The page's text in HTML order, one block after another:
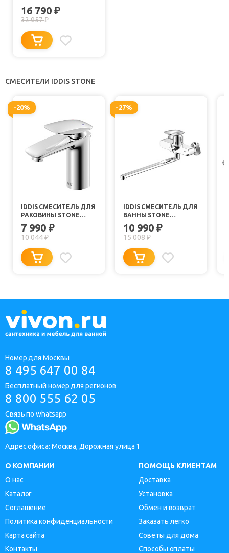
ПОДВЕСНОЙ
БЕЗОБОДКОВЫЙ
16 790 ₽
32 957₽
СМЕСИТЕЛИ IDDIS STONE
-20%
IDDIS СМЕСИТЕЛЬ ДЛЯ
РАКОВИНЫ STONE
STOSB00I01
7 990 ₽
10 044₽
-27%
IDDIS СМЕСИТЕЛЬ ДЛЯ
ВАННЫ STONE
STOSB00I10WA
УНИВЕРСАЛЬНЫЙ
10 990 ₽
15 008₽
Номер для Москвы
8 495 647 00 84
Бесплатный номер для регионов
8 800 555 62 05
Связь по whatsapp
Адрес офиса: Москва, Дорожная улица 1
О КОМПАНИИ
О нас
Каталог
Соглашение
Политика конфиденциальности
Карта сайта
Контакты
ПОМОЩЬ КЛИЕНТАМ
Доставка
Установка
Обмен и возврат
Заказать легко
Советы для дома
Способы оплаты